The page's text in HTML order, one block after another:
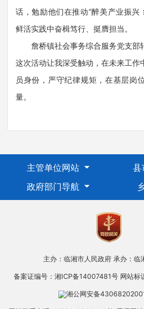
话，勉励他们在推动“醉美产业振兴
鲜活实践中奋楫笃行、挺膺担当。
詹桥镇社会事务综合服务党支部
这次活动让我深受触动，在未来工作
员身份，严守纪律规矩，在基层岗
量。
主管单位网站
县
政府部门导航
主办：临湘市人民政府 承办：临
备案证编号：湘ICP备14007481号 网站
湘公网安备